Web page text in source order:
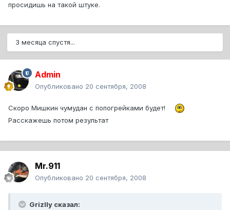
просидишь на такой штуке.
3 месяца спустя...
Admin
Опубликовано 20 сентября, 2008
Скоро Мишкин чумудан с попогрейками будет!
Расскажешь потом результат
Mr.911
Опубликовано 20 сентября, 2008
Grizlly сказал: